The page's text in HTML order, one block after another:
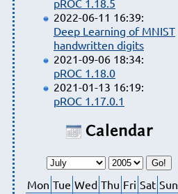
pROC 1.18.5
2022-06-11 16:39:
Deep Learning of MNIST
handwritten digits
2021-09-06 18:34:
pROC 1.18.0
2021-01-13 16:19:
pROC 1.17.0.1
Calendar
Mon Tue Wed Thu Fri Sat Sun